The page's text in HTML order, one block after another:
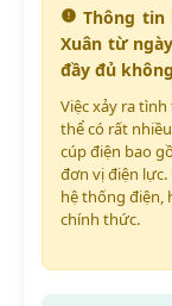
Thông tin
Xuân từ
đầy đủ
Việc xảy ra
thể có rất
cúp điện bao
đơn vị điện lực.
hệ thống điện,
chính thức.